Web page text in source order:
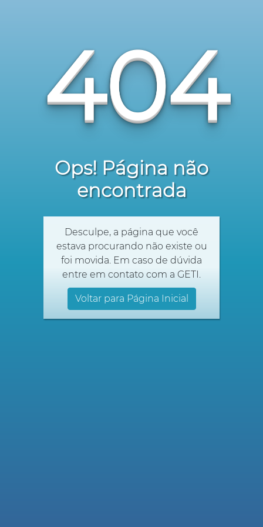
404
Ops! Página não
encontrada
Desculpe, a página que você
estava procurando não existe ou
foi movida. Em caso de dúvida
entre em contato com a GETI.
Voltar para Página Inicial